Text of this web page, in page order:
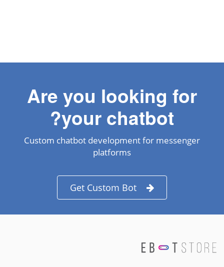
Are you looking for
your chatbot?
Custom chatbot development for messenger
platforms
Get Custom Bot